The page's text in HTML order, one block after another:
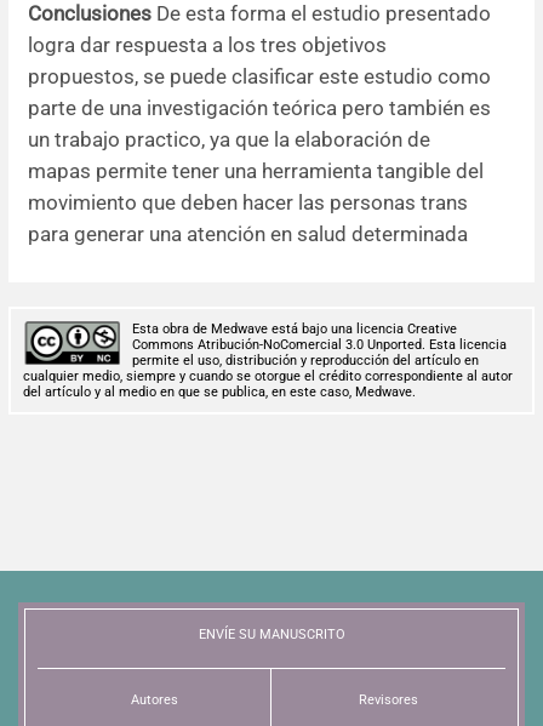
Conclusiones De esta forma el estudio presentado
logra dar respuesta a los tres objetivos
propuestos, se puede clasificar este estudio como
parte de una investigación teórica pero también es
un trabajo practico, ya que la elaboración de
mapas permite tener una herramienta tangible del
movimiento que deben hacer las personas trans
para generar una atención en salud determinada
Esta obra de Medwave está bajo una licencia Creative
Commons Atribución-NoComercial 3.0 Unported. Esta licencia
permite el uso, distribución y reproducción del artículo en
cualquier medio, siempre y cuando se otorgue el crédito correspondiente al autor
del artículo y al medio en que se publica, en este caso, Medwave.
ENVÍE SU MANUSCRITO
Autores Revisores